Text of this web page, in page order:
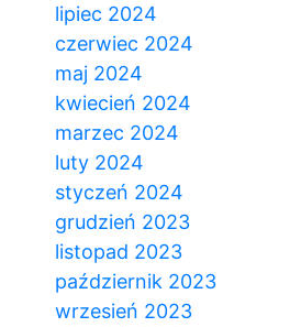
lipiec 2024
czerwiec 2024
maj 2024
kwiecień 2024
marzec 2024
luty 2024
styczeń 2024
grudzień 2023
listopad 2023
październik 2023
wrzesień 2023